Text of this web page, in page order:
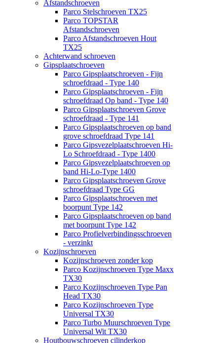
Afstandschroeven
Parco Stelschroeven TX25
Parco TOPSTAR
Afstandschroeven
Parco Afstandschroeven Hout
TX25
Achterwand schroeven
Gipsplaatschroeven
Parco Gipsplaatschroeven - Fijn
schroefdraad - Type 140
Parco Gipsplaatschroeven - Fijn
schroefdraad Op band - Type 140
Parco Gipsplaatschroeven Grove
schroefdraad - Type 141
Parco Gipsplaatschroeven op band
grove schroefdraad Type 141
Parco Gipsvezelplaatschroeven Hi-
Lo Schroefdraad - Type 1400
Parco Gipsvezelplaatschroeven op
band Hi-Lo-Type 1400
Parco Gipsplaatschroeven Grove
schroefdraad Type GG
Parco Gipsplaatschroeven met
boorpunt Type 142
Parco Gipsplaatschroeven op band
met boorpunt Type 142
Parco Profielverbindingsschroeven
- verzinkt
Kozijnschroeven
Kozijnschroeven zonder kop
Parco Kozijnschroeven Type Maxx
TX30
Parco Kozijnschroeven Type Pan
Head TX30
Parco Kozijnschroeven Type
Universal TX30
Parco Turbo Muurschroeven Type
Universal Wit TX30
Houtbouwschroeven cilinderkop